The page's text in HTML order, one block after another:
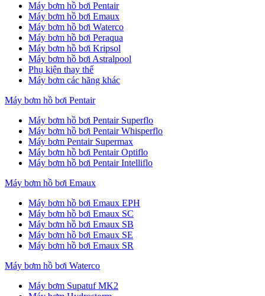
Máy bơm hồ bơi Pentair
Máy bơm hồ bơi Emaux
Máy bơm hồ bơi Waterco
Máy bơm hồ bơi Peraqua
Máy bơm hồ bơi Kripsol
Máy bơm hồ bơi Astralpool
Phụ kiện thay thế
Máy bơm các hãng khác
Máy bơm hồ bơi Pentair
Máy bơm hồ bơi Pentair Superflo
Máy bơm hồ bơi Pentair Whisperflo
Máy bơm Pentair Supermax
Máy bơm hồ bơi Pentair Optiflo
Máy bơm hồ bơi Pentair Intelliflo
Máy bơm hồ bơi Emaux
Máy bơm hồ bơi Emaux EPH
Máy bơm hồ bơi Emaux SC
Máy bơm hồ bơi Emaux SB
Máy bơm hồ bơi Emaux SE
Máy bơm hồ bơi Emaux SR
Máy bơm hồ bơi Waterco
Máy bơm Supatuf MK2